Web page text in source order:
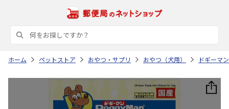
ホーム ペットストア おやつ・サプリ おやつ（犬用） ドギーマ